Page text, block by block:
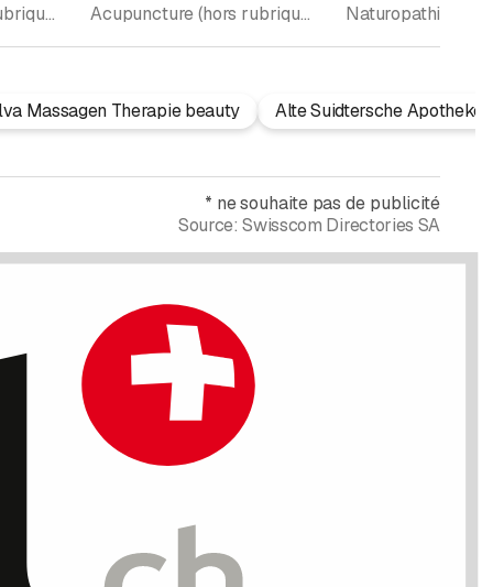
Acupuncture (hors rubrique médecins) • Médecine traditionnelle chinoise MTC • Tuina Massage • Scarification médicale • Phytothérapie (hors rubrique médecins) Acupuncture (hors rubrique médecins) • Médecine traditionnelle chinoise MTC
Massagen Therapie beauty Alte Suidtersche Apotheke
* ne souhaite pas de publicité
Source: Swisscom Directories SA